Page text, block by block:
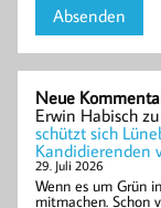
Neue
Erwin Habisch zu
schützt sich
Kandidierenden
29. Juli 2026
Wenn es um Grün
mitmachen. Schon